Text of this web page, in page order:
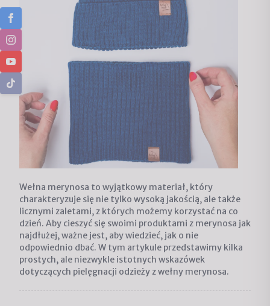
Wełna merynosa to wyjątkowy materiał, który
charakteryzuje się nie tylko wysoką jakością, ale także
licznymi zaletami, z których możemy korzystać na co
dzień. Aby cieszyć się swoimi produktami z merynosa jak
najdłużej, ważne jest, aby wiedzieć, jak o nie
odpowiednio dbać. W tym artykule przedstawimy kilka
prostych, ale niezwykle istotnych wskazówek
dotyczących pielęgnacji odzieży z wełny merynosa.